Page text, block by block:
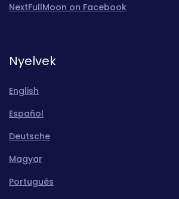
NextFullMoon on Facebook
Nyelvek
English
Español
Deutsche
Magyar
Português